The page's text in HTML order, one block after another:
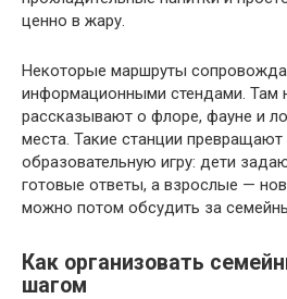
ценно в жару.
Некоторые маршруты
информационными стендами. Там
рассказывают о флоре, фауне и
места. Такие станции превращают
образовательную игру: дети
готовые ответы, а взрослые —
можно потом обсудить за
Как организовать
шагом